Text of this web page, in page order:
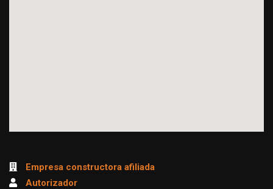
Empresa constructora afiliada
Autorizador